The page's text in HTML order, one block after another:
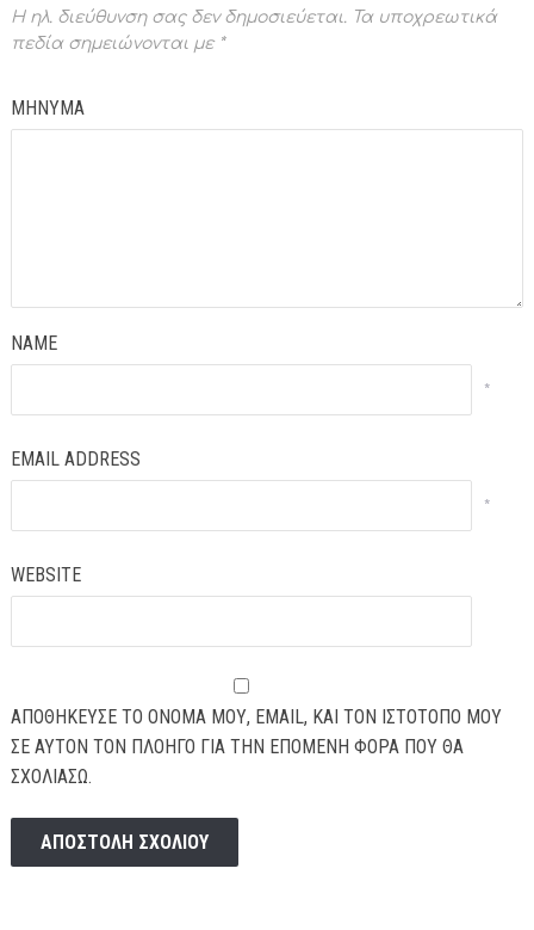
Η ηλ. διεύθυνση σας δεν δημοσιεύεται.Τα υποχρεωτικά
πεδία σημειώνονται με *
ΜΗΝΥΜΑ
NAME
*
EMAIL ADDRESS
*
WEBSITE
ΑΠΟΘΉΚΕΥΣΕ ΤΟ ΌΝΟΜΆ ΜΟΥ, EMAIL, ΚΑΙ ΤΟΝ ΙΣΤΌΤΟΠΟ ΜΟΥ
ΣΕ ΑΥΤΌΝ ΤΟΝ ΠΛΟΗΓΌ ΓΙΑ ΤΗΝ ΕΠΌΜΕΝΗ ΦΟΡΆ ΠΟΥ ΘΑ
ΣΧΟΛΙΆΣΩ.